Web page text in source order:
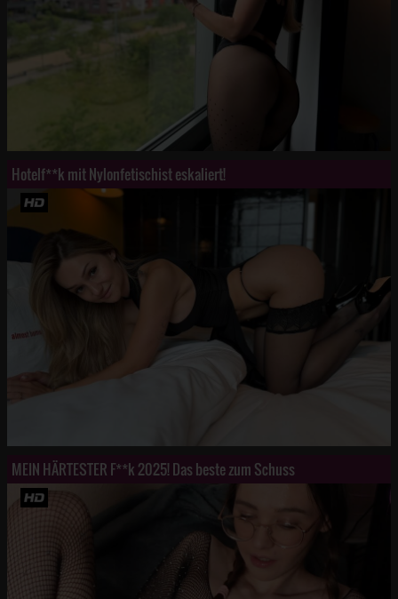
Hotelf**k mit Nylonfetischist eskaliert!
MEIN HÄRTESTER F**k 2025! Das beste zum Schuss